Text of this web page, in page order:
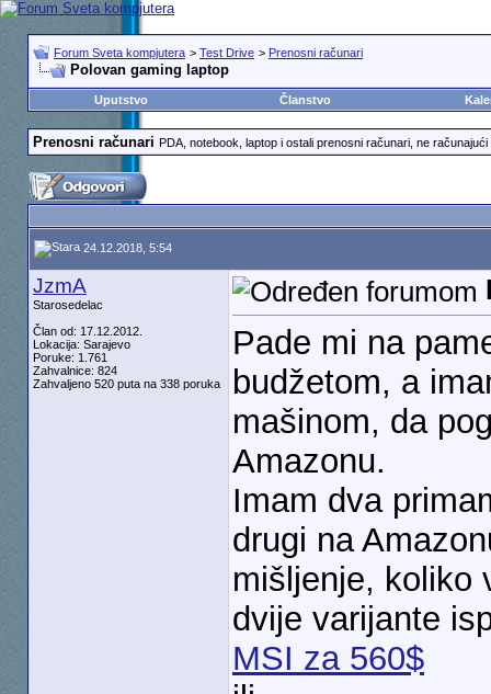
Forum Sveta kompjutera > Test Drive > Prenosni računari
Polovan gaming laptop
Uputstvo Članstvo
Prenosni računari PDA, notebook, laptop i ostali prenosni računari, ne računajući
24.12.2018, 5:54
JzmA
Starosedelac
Član od: 17.12.2012.
Lokacija: Sarajevo
Poruke: 1.761
Zahvalnice: 824
Zahvaljeno 520 puta na 338 poruka
Pade mi na
budžetom, a
mašinom, da
Amazonu.
Imam dva
drugi na
mišljenje, koliko
dvije varijante
MSI za 560$